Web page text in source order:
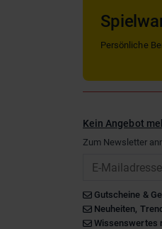
Persönliche
Kein Angebot
Zum Newsletter
Gutscheine &
Neuheiten,
Wissenswertes